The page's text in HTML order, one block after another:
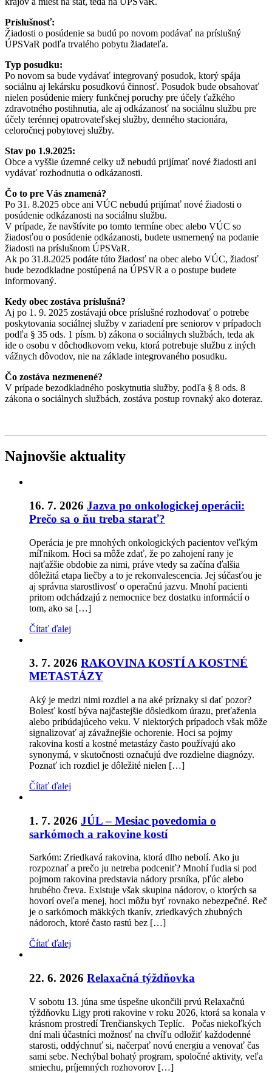
Príslušnosť:
Žiadosti o posúdenie sa budú po novom podávať na príslušný
ÚPSVaR podľa trvalého pobytu žiadateľa.
Typ posudku:
Po novom sa bude vydávať integrovaný posudok, ktorý spája
sociálnu aj lekársku posudkovú činnosť. Posudok bude obsahovať
nielen posúdenie miery funkčnej poruchy pre účely ťažkého
zdravotného postihnutia, ale aj odkázanosť na sociálnu službu pre
účely terénnej opatrovateľskej služby, denného stacionára,
celoročnej pobytovej služby.
Stav po 1.9.2025:
Obce a vyššie územné celky už nebudú prijímať nové žiadosti ani
vydávať rozhodnutia o odkázanosti.
Čo to pre Vás znamená?
Po 31. 8.2025 obce ani VÚC nebudú prijímať nové žiadosti o
posúdenie odkázanosti na sociálnu službu.
V prípade, že navštívite po tomto termíne obec alebo VÚC so
žiadosťou o posúdenie odkázanosti, budete usmernený na podanie
žiadosti na príslušnom ÚPSVaR.
Ak po 31.8.2025 podáte túto žiadosť na obec alebo VÚC, žiadosť
bude bezodkladne postúpená na ÚPSVR a o postupe budete
informovaný.
Kedy obec zostáva príslušná?
Aj po 1. 9. 2025 zostávajú obce príslušné rozhodovať o potrebe
poskytovania sociálnej služby v zariadení pre seniorov v prípadoch
podľa § 35 ods. 1 písm. b) zákona o sociálnych službách, teda ak
ide o osobu v dôchodkovom veku, ktorá potrebuje službu z iných
vážnych dôvodov, nie na základe integrovaného posudku.
Čo zostáva nezmenené?
V prípade bezodkladného poskytnutia služby, podľa § 8 ods. 8
zákona o sociálnych službách, zostáva postup rovnaký ako doteraz.
Najnovšie aktuality
16. 7. 2026 Jazva po onkologickej operácii:
Prečo sa o ňu treba starať?
Operácia je pre mnohých onkologických pacientov veľkým
míľnikom. Hoci sa môže zdať, že po zahojení rany je
najťažšie obdobie za nimi, práve vtedy sa začína ďalšia
dôležitá etapa liečby a to je rekonvalescencia. Jej súčasťou je
aj správna starostlivosť o operačnú jazvu. Mnohí pacienti
pritom odchádzajú z nemocnice bez dostatku informácií o
tom, ako sa […]
Čítať ďalej
3. 7. 2026 RAKOVINA KOSTÍ A KOSTNÉ
METASTÁZY
Aký je medzi nimi rozdiel a na aké príznaky si dať pozor?
Bolesť kostí býva najčastejšie dôsledkom úrazu, preťaženia
alebo pribúdajúceho veku. V niektorých prípadoch však môže
signalizovať aj závažnejšie ochorenie. Hoci sa pojmy
rakovina kostí a kostné metastázy často používajú ako
synonymá, v skutočnosti označujú dve rozdielne diagnózy.
Poznať ich rozdiel je dôležité nielen […]
Čítať ďalej
1. 7. 2026 JÚL – Mesiac povedomia o
sarkómoch a rakovine kostí
Sarkóm: Zriedkavá rakovina, ktorá dlho nebolí. Ako ju
rozpoznať a prečo ju netreba podceniť? Mnohí ľudia si pod
pojmom rakovina predstavia nádory prsníka, pľúc alebo
hrubého čreva. Existuje však skupina nádorov, o ktorých sa
hovorí oveľa menej, hoci môžu byť rovnako nebezpečné. Reč
je o sarkómoch mäkkých tkanív, zriedkavých zhubných
nádoroch, ktoré často rastú bez […]
Čítať ďalej
22. 6. 2026 Relaxačná týždňovka
V sobotu 13. júna sme úspešne ukončili prvú Relaxačnú
týždňovku Ligy proti rakovine v roku 2026, ktorá sa konala v
krásnom prostredí Trenčianskych Teplíc. Počas niekoľkých
dní mali účastníci možnosť na chvíľu odložiť každodenné
starosti, oddýchnuť si, načerpať novú energiu a venovať čas
sami sebe. Nechýbal bohatý program, spoločné aktivity, veľa
smiechu, príjemných rozhovorov […]